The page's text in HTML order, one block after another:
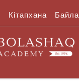
Кітапхана